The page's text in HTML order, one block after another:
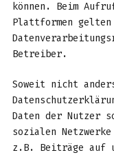
können. Beim
Plattformen gelten
Betreiber.
Soweit nicht
Daten der Nutzer
sozialen
z.B. Beiträge auf